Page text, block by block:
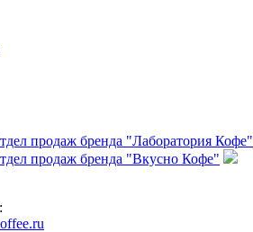
продаж бренда "Лаборатория Кофе"
продаж бренда "Вкусно Кофе"